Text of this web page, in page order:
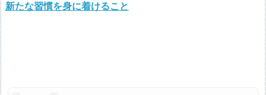
新たな習慣を身に着けること